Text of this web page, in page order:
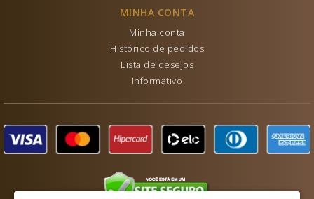
MINHA CONTA
Minha conta
Histórico de pedidos
Lista de desejos
Informativo